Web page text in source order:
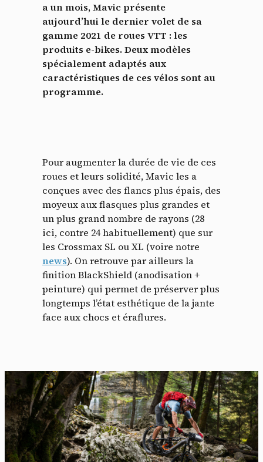
a un mois, Mavic présente
aujourd’hui le dernier volet de sa
gamme 2021 de roues VTT : les
produits e-bikes. Deux modèles
spécialement adaptés aux
caractéristiques de ces vélos sont au
programme.
Pour augmenter la durée de vie de ces
roues et leurs solidité, Mavic les a
conçues avec des flancs plus épais, des
moyeux aux flasques plus grandes et
un plus grand nombre de rayons (28
ici, contre 24 habituellement) que sur
les Crossmax SL ou XL (voire notre
news). On retrouve par ailleurs la
finition BlackShield (anodisation +
peinture) qui permet de préserver plus
longtemps l’état esthétique de la jante
face aux chocs et éraflures.